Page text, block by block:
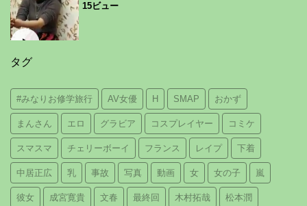
15ビュー
タグ
#みなりお修学旅行 AV女優 H SMAP おかず
まんさん エロ グラビア コスプレイヤー コミケ
スマスマ チェリーボーイ フランス レイプ 下着
中居正広 乳 事故 写真 動画 女 女の子 嵐
彼女 成宮寛貴 文春 最終回 木村拓哉 松本潤